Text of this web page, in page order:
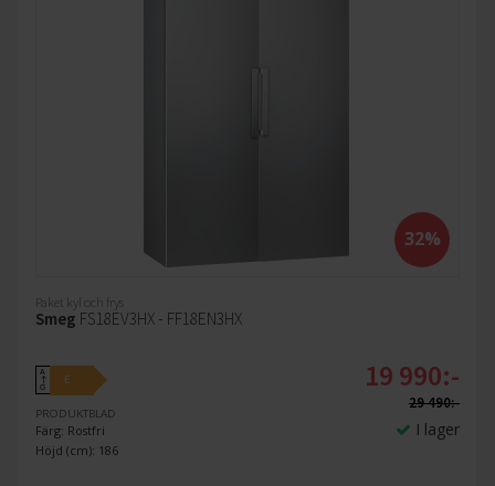
32%
Paket kyl och frys
Smeg FS18EV3HX - FF18EN3HX
A
↑
G
E
PRODUKTBLAD
Färg: Rostfri
Höjd (cm): 186
19 990:-
29 490:-
I lager